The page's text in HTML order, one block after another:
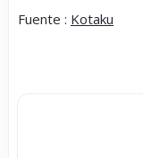
Fuente : Kotaku